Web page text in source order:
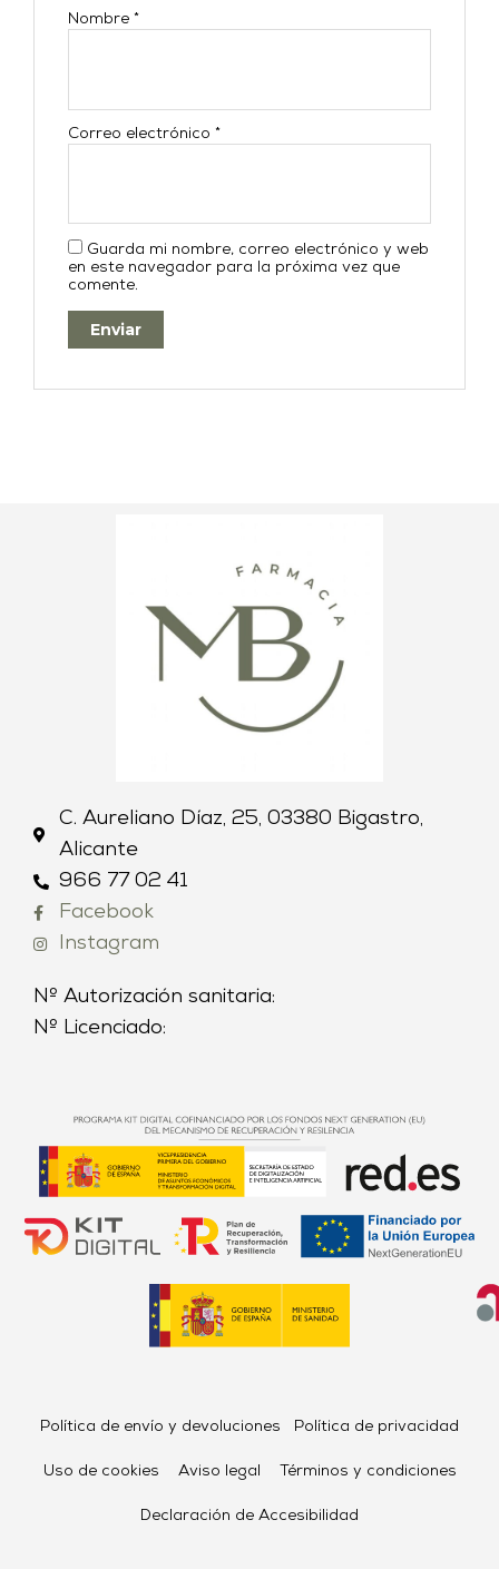
Nombre*
Correo electrónico*
Guarda mi nombre, correo electrónico y web
en este navegador para la próxima vez que
comente.
C. Aureliano Díaz, 25, 03380 Bigastro,
Alicante
966 77 02 41
Facebook
Instagram
Nº Autorización sanitaria:
Nº Licenciado:
Política de envío y devoluciones Política de privacidad
Uso de cookies Aviso legal Términos y condiciones
Declaración de Accesibilidad